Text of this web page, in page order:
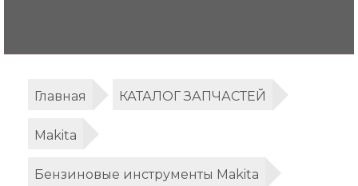
Главная КАТАЛОГ ЗАПЧАСТЕЙ
Makita
Бензиновые инструменты Makita